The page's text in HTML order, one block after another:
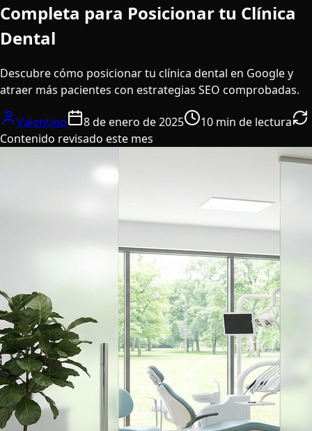
Completa para Posicionar tu Clínica
Dental
Descubre cómo posicionar tu clínica dental en Google y
atraer más pacientes con estrategias SEO comprobadas.
Valentino 8 de enero de 2025
10 min de lectura
Contenido revisado este mes